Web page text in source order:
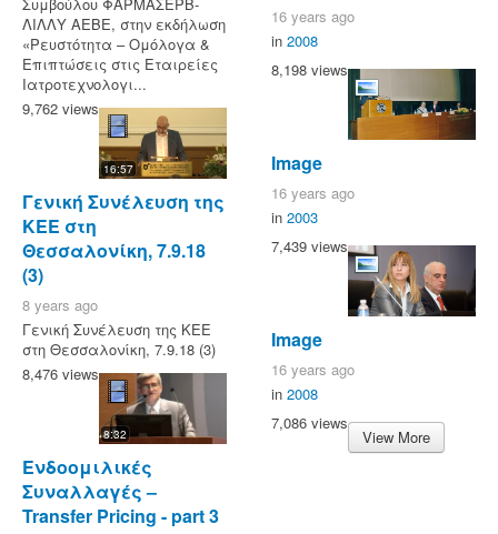
ΛΙΛΛΥ ΑΕΒΕ, στην εκδήλωση
«Ρευστότητα – Ομόλογα &
Επιπτώσεις στις Εταιρείες
Ιατροτεχνολογι...
9,762 views
16:57
Γενική Συνέλευση της
ΚΕΕ στη
Θεσσαλονίκη, 7.9.18
(3)
8 years ago
Γενική Συνέλευση της ΚΕΕ
στη Θεσσαλονίκη, 7.9.18 (3)
8,476 views
8:32
Ενδοομιλικές
Συναλλαγές –
Transfer Pricing - part 3
16 years ago
in 2008
8,198 views
Image
16 years ago
in 2003
7,439 views
Image
16 years ago
in 2008
7,086 views
View More